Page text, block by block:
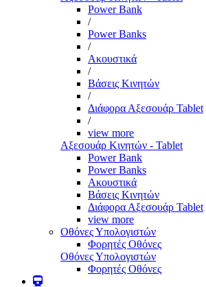
Power Bank
/
Power Banks
/
Ακουστικά
/
Βάσεις Κινητών
/
Διάφορα Αξεσουάρ Tablet
/
view more
Αξεσουάρ Κινητών - Tablet
Power Bank
Power Banks
Ακουστικά
Βάσεις Κινητών
Διάφορα Αξεσουάρ Tablet
view more
Οθόνες Υπολογιστών
Φορητές Οθόνες
Οθόνες Υπολογιστών
Φορητές Οθόνες